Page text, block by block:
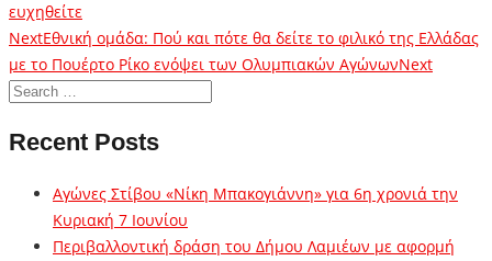
ευχηθείτε
NextΕθνική ομάδα: Πού και πότε θα δείτε το φιλικό της Ελλάδας
με το Πουέρτο Ρίκο ενόψει των Ολυμπιακών ΑγώνωνNext
Recent Posts
Αγώνες Στίβου «Νίκη Μπακογιάννη» για 6η χρονιά την
Κυριακή 7 Ιουνίου
Περιβαλλοντική δράση του Δήμου Λαμιέων με αφορμή